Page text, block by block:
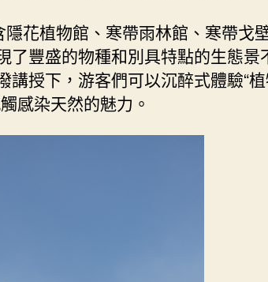
隱花植物館、寒帶雨林館、寒帶戈
了豐盛的物種和別具特點的生態景
講授下，游客們可以沉醉式體驗“
感染天然的魅力。